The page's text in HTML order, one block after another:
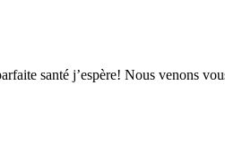
santé j’espère! Nous